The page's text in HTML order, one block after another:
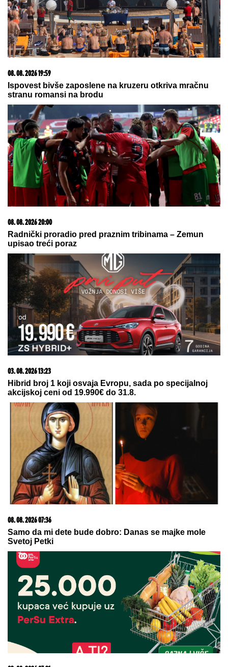
STARLETA ŠOKIRALA SRBIJU!Za
slobodu bivšeg muža izdvojila preko
POLA MILIONA EVRA: "On će
zauvek biti otac mog deteta..."
korekcije: Dalila Dragojević je htela
da se ulepša, a rezultat je bio
potpuno suprotan!
by Aklamator
08. 08. 2026 20:00
HAOS U NEMAČKOJ VOJSCI! Rezervisti pokrali
redovne trupe: Odnose sve, od municije do naoružanja
– Berlin u PANICI!
15. 07. 2026 07:44
Većina građana izgubi novac pre nego što stigne na
letovanje - ovih 7 troškova skoro niko ne planira
05. 08. 2026 06:45
Šta dete nasleđuje od oca, a šta od majke? Sve što
treba da znate o genetici